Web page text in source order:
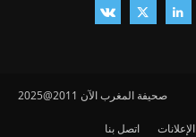
صحيفة المغرب الآن 2011@2025
الإعلانات اتصل بنا